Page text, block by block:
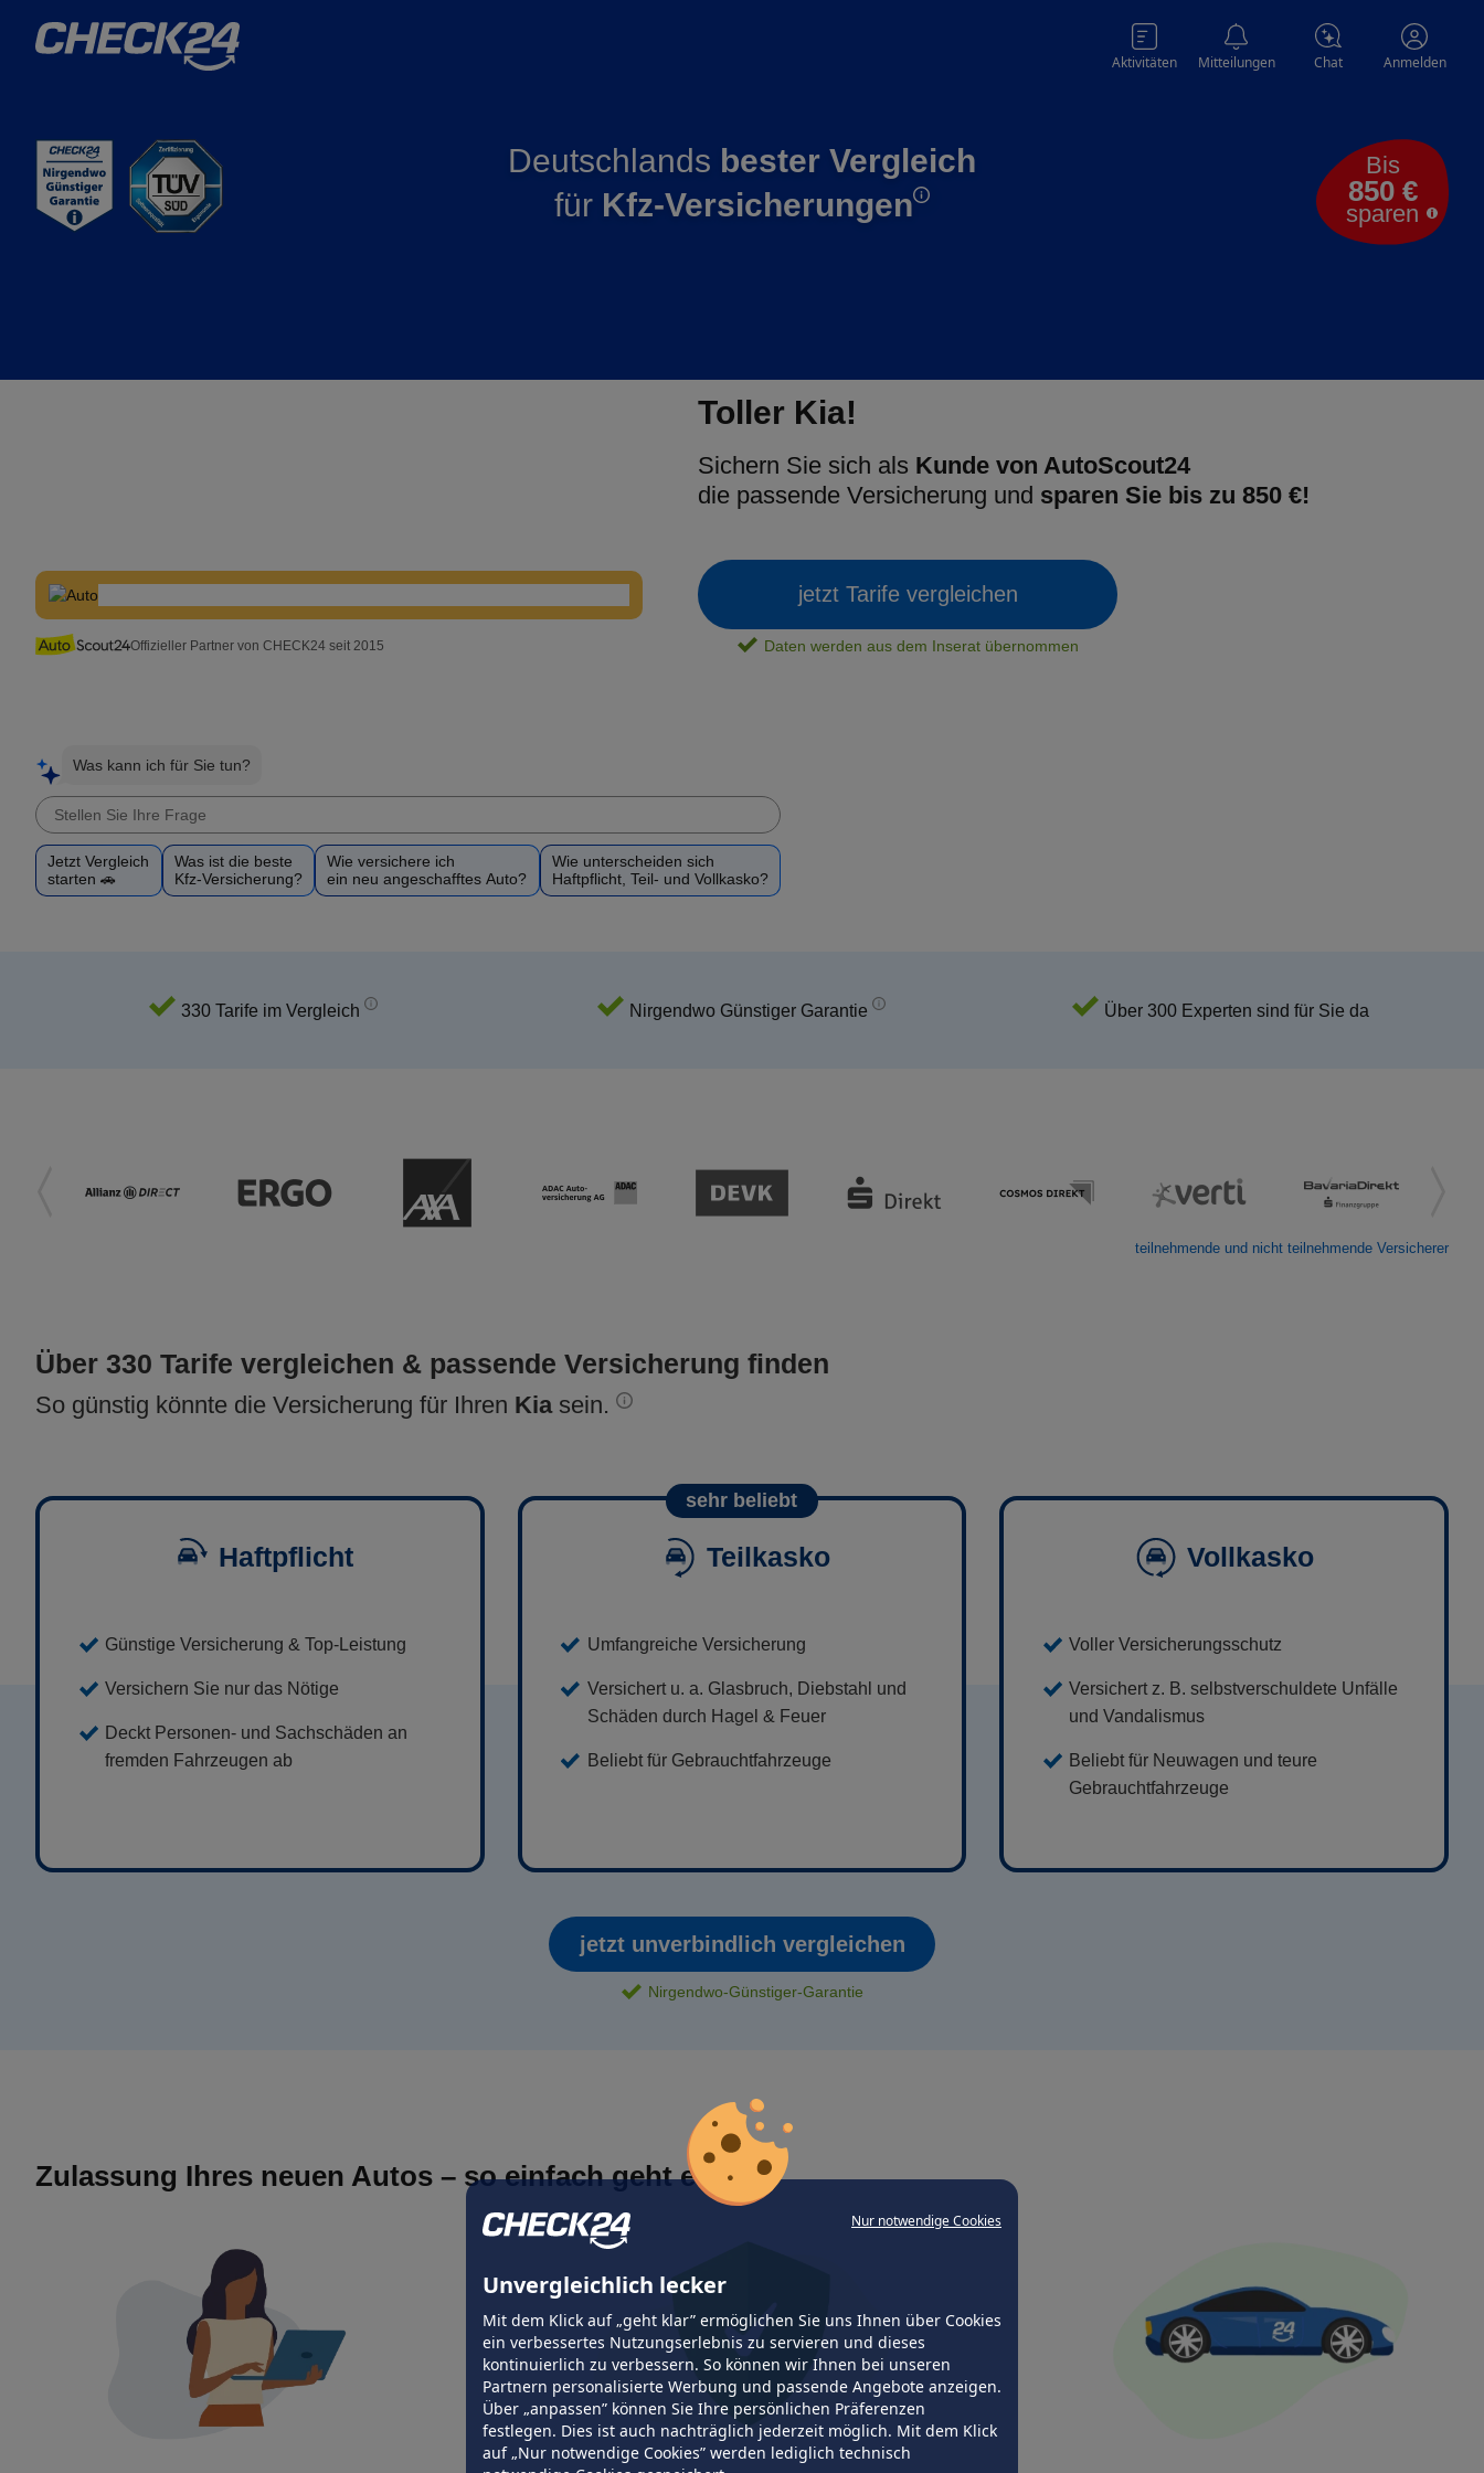
Nur notwendige Cookies
Unvergleichlich lecker
Mit dem Klick auf „geht klar” ermöglichen Sie uns Ihnen über Cookies
ein verbessertes Nutzungserlebnis zu servieren und dieses
kontinuierlich zu verbessern. So können wir Ihnen bei unseren
Partnern personalisierte Werbung und passende Angebote anzeigen.
Über „anpassen” können Sie Ihre persönlichen Präferenzen
festlegen. Dies ist auch nachträglich jederzeit möglich. Mit dem Klick
auf „Nur notwendige Cookies” werden lediglich technisch
Aktivitäten Mitteilungen Chat Anmelden
Deutschlands bester Vergleich
für Kfz-Versicherungen
Bis
850 €
sparen
Offizieller Partner von CHECK24 seit 2015
Toller Kia!
Sichern Sie sich als Kunde von AutoScout24
die passende Versicherung und sparen Sie bis zu 850 €!
jetzt Tarife vergleichen
Daten werden aus dem Inserat übernommen
Was kann ich für Sie tun?
Jetzt Vergleich
starten 🚗
Was ist die beste
Kfz-Versicherung?
Wie versichere ich
ein neu angeschafftes Auto?
Wie unterscheiden sich
Haftpflicht, Teil- und Vollkasko?
330 Tarife im Vergleich Nirgendwo Günstiger Garantie Über 300 Experten sind für Sie da
teilnehmende und nicht teilnehmende Versicherer
Über 330 Tarife vergleichen & passende Versicherung finden
So günstig könnte die Versicherung für Ihren Kiasein.
Haftpflicht
Günstige Versicherung & Top-Leistung
Versichern Sie nur das Nötige
Deckt Personen- und Sachschäden an
fremden Fahrzeugen ab
sehr beliebt
Teilkasko
Umfangreiche Versicherung
Versichert u. a. Glasbruch, Diebstahl und
Schäden durch Hagel & Feuer
Beliebt für Gebrauchtfahrzeuge
Vollkasko
Voller Versicherungsschutz
Versichert z. B. selbstverschuldete Unfälle
und Vandalismus
Beliebt für Neuwagen und teure
Gebrauchtfahrzeuge
jetzt unverbindlich vergleichen
Nirgendwo-Günstiger-Garantie
Zulassung Ihres neuen Autos – so einfach geht es